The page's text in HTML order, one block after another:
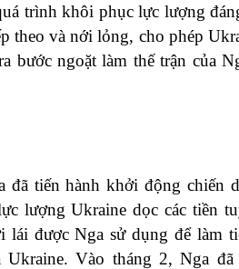
trình khôi phục lực lượng
theo và nới lỏng, cho phép
bước ngoặt làm thế trận của
tiến hành khởi động chiến
lượng Ukraine dọc các tiền
được Nga sử dụng để làm
Vào tháng 2, Nga đã